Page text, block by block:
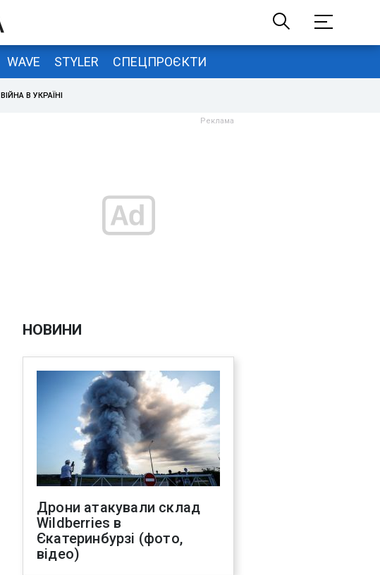
WAVE STYLER СПЕЦПРОЄКТИ
ВІЙНА В УКРАЇНІ
НОВИНИ
Дрони атакували склад
Wildberries в
Єкатеринбурзі (фото,
відео)